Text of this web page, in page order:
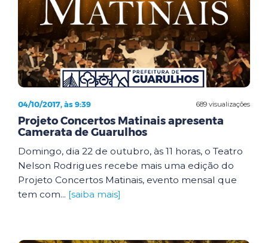
689 visualizações
04/10/2017, às 9:39
Projeto Concertos Matinais apresenta
Camerata de Guarulhos
Domingo, dia 22 de outubro, às 11 horas, o Teatro
Nelson Rodrigues recebe mais uma edição do
Projeto Concertos Matinais, evento mensal que
tem com... [saiba mais]